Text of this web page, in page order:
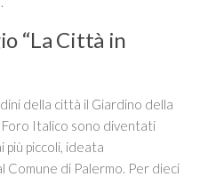
“La Città in
della città il Giardino della
Foro Italico sono diventati
più piccoli, ideata
Comune di Palermo. Per dieci